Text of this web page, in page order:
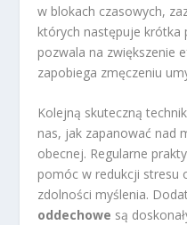
w blokach czasowych,
których następuje krótka
pozwala na zwiększenie
zapobiega zmęczeniu
Kolejną skuteczną
nas, jak zapanować nad
obecnej. Regularne
pomóc w redukcji stresu
zdolności myślenia.
oddechowe są